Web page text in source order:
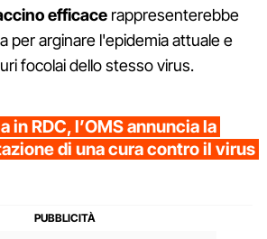
efficace rappresenterebbe
per arginare l'epidemia attuale e
focolai dello stesso virus.
in RDC, l’OMS annuncia la
di una cura contro il virus